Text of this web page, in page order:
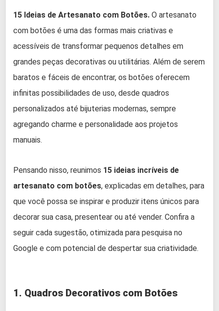
15 Ideias de Artesanato com Botões. O artesanato
com botões é uma das formas mais criativas e
acessíveis de transformar pequenos detalhes em
grandes peças decorativas ou utilitárias. Além de serem
baratos e fáceis de encontrar, os botões oferecem
infinitas possibilidades de uso, desde quadros
personalizados até bijuterias modernas, sempre
agregando charme e personalidade aos projetos
manuais.
Pensando nisso, reunimos 15 ideias incríveis de
artesanato com botões, explicadas em detalhes, para
que você possa se inspirar e produzir itens únicos para
decorar sua casa, presentear ou até vender. Confira a
seguir cada sugestão, otimizada para pesquisa no
Google e com potencial de despertar sua criatividade.
1. Quadros Decorativos com Botões